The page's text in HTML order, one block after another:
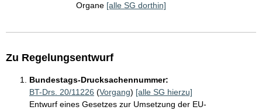
Organe [alle SG dorthin]
Zu Regelungsentwurf
Bundestags-Drucksachennummer:
BT-Drs. 20/11226 (Vorgang) [alle SG hierzu]
Entwurf eines Gesetzes zur Umsetzung der EU-